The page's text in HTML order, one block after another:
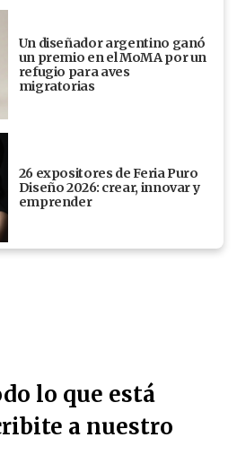
Un diseñador argentino ganó
un premio en el MoMA por un
refugio para aves
migratorias
26 expositores de Feria Puro
Diseño 2026: crear, innovar y
emprender
lo que está
a nuestro